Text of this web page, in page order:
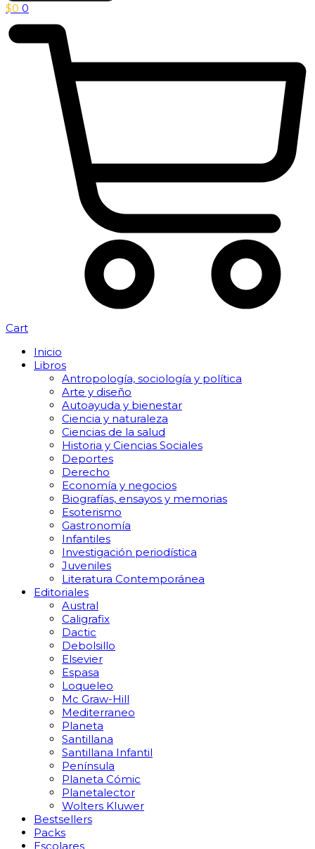
$0 0
Cart
Inicio
Libros
Antropología, sociología y política
Arte y diseño
Autoayuda y bienestar
Ciencia y naturaleza
Ciencias de la salud
Historia y Ciencias Sociales
Deportes
Derecho
Economía y negocios
Biografías, ensayos y memorias
Esoterismo
Gastronomía
Infantiles
Investigación periodística
Juveniles
Literatura Contemporánea
Editoriales
Austral
Caligrafix
Dactic
Debolsillo
Elsevier
Espasa
Loqueleo
Mc Graw-Hill
Mediterraneo
Planeta
Santillana
Santillana Infantil
Península
Planeta Cómic
Planetalector
Wolters Kluwer
Bestsellers
Packs
Escolares